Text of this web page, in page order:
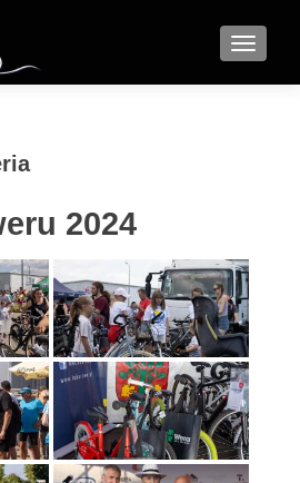
MENU
2024